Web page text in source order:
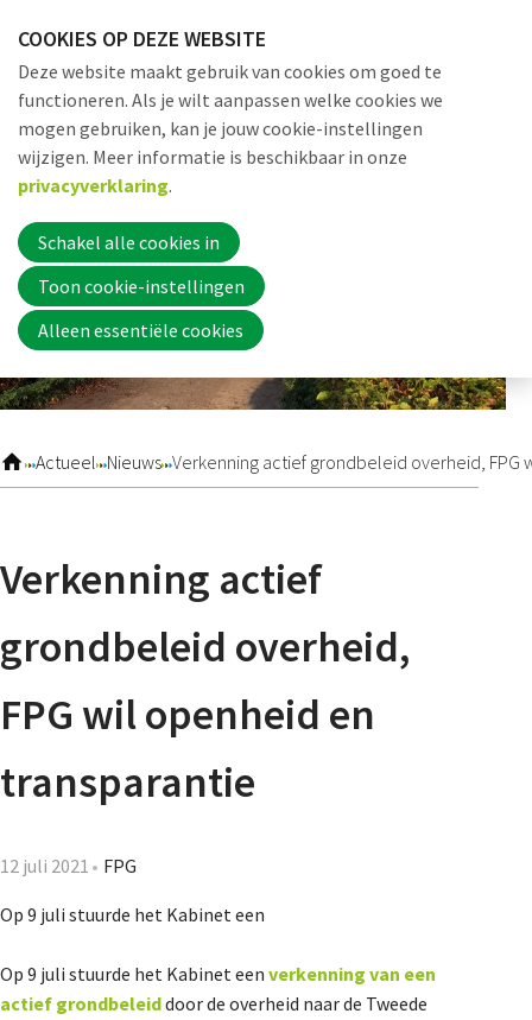
links
over
Jump
to
navigation
to
main
content
Actueel Nieuws Verkenning actief grondbeleid overheid, FPG
Verkenning actief
grondbeleid overheid,
FPG wil openheid en
transparantie
12 juli 2021 FPG
Op 9 juli stuurde het Kabinet een
Op 9 juli stuurde het Kabinet een verkenning van een
actief grondbeleiddoor de overheid naar de Tweede
Word nu lid
Nieuwsbrief
Dossiers
COOKIES OP DEZE WEBSITE
Deze website maakt gebruik van cookies om goed te
functioneren. Als je wilt aanpassen welke cookies we
mogen gebruiken, kan je jouw cookie-instellingen
wijzigen. Meer informatie is beschikbaar in onze
privacyverklaring.
Schakel alle cookies in
Toon cookie-instellingen
Alleen essentiële cookies